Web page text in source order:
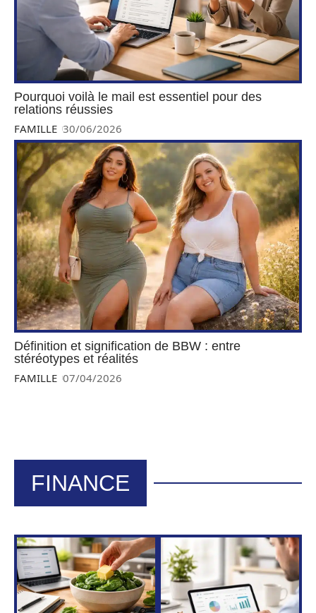
Pourquoi voilà le mail est essentiel pour des
relations réussies
FAMILLE 30/06/2026
Définition et signification de BBW : entre
stéréotypes et réalités
FAMILLE 07/04/2026
FINANCE